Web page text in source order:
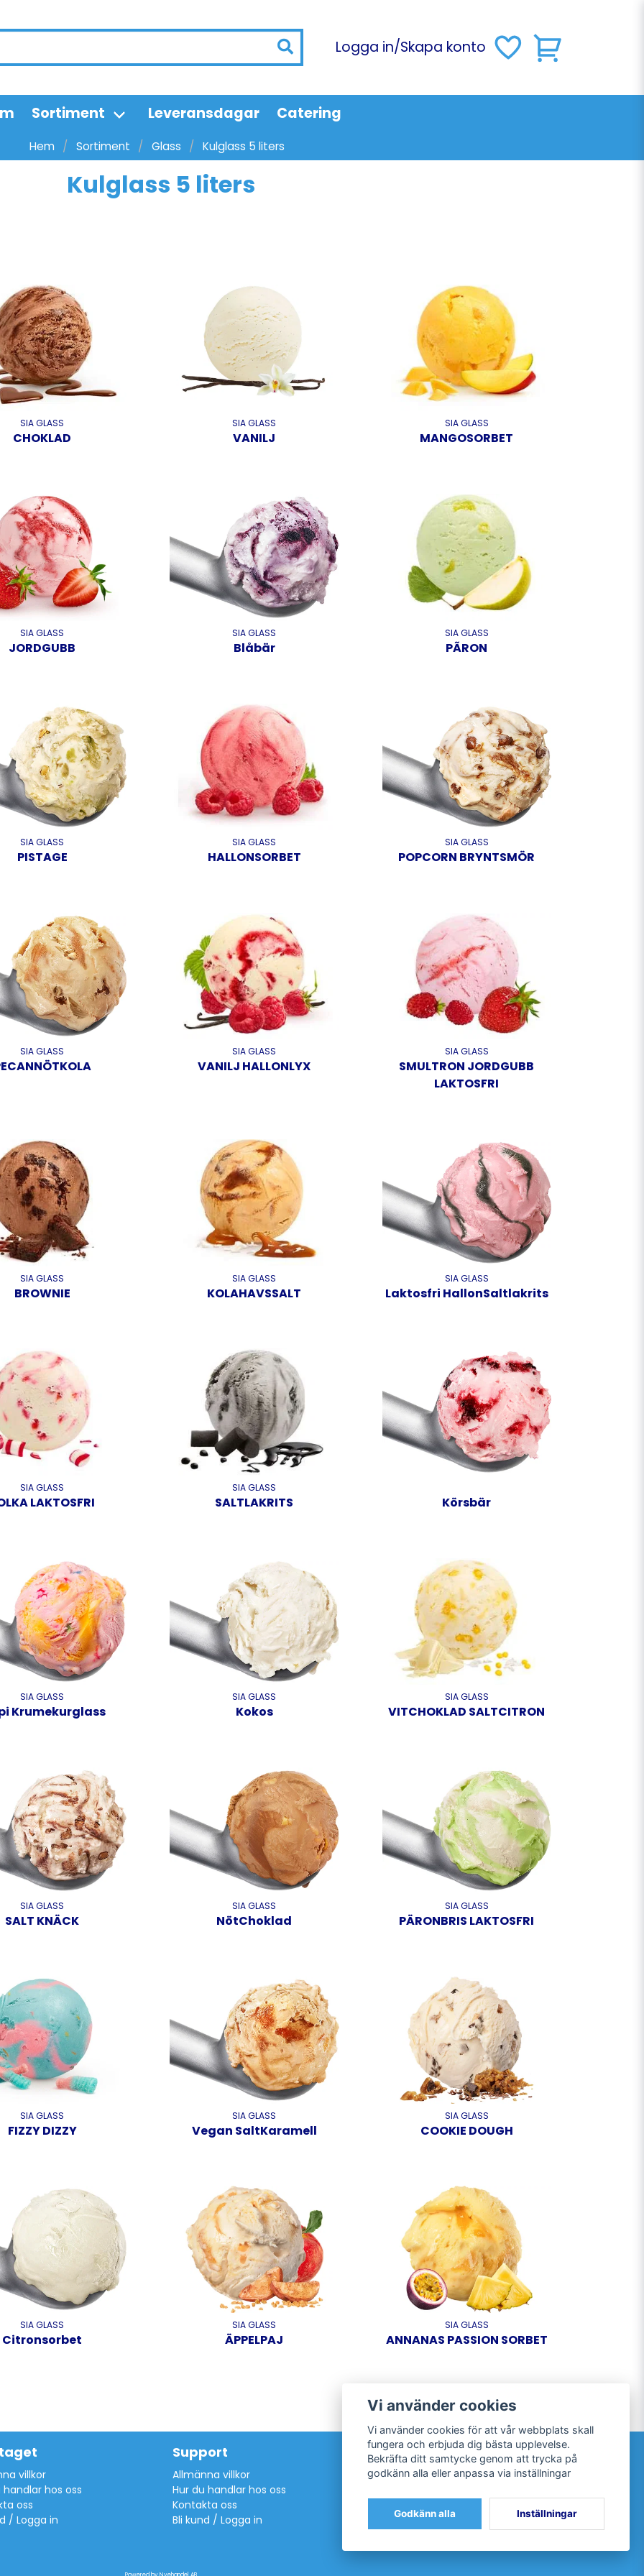
Logga in/Skapa konto
Sortiment Leveransdagar Catering
Hem Sortiment Glass Kulglass 5 liters
Kulglass 5 liters
SIA GLASS
CHOKLAD
SIA GLASS
VANILJ
SIA GLASS
MANGOSORBET
SIA GLASS
JORDGUBB
SIA GLASS
Blåbär
SIA GLASS
PÃRON
SIA GLASS
PISTAGE
SIA GLASS
HALLONSORBET
SIA GLASS
POPCORN BRYNTSMÖR
SIA GLASS SIA GLASS
VANILJ HALLONLYX
SIA GLASS
SMULTRON JORDGUBB
LAKTOSFRI
SIA GLASS
BROWNIE
SIA GLASS
KOLAHAVSSALT
SIA GLASS
Laktosfri HallonSaltlakrits
SIA GLASS
LAKTOSFRI
SIA GLASS
SALTLAKRITS Körsbär
SIA GLASS
Krumekurglass
SIA GLASS
Kokos
SIA GLASS
VITCHOKLAD SALTCITRON
SIA GLASS
SALT KNÄCK
SIA GLASS
NötChoklad
SIA GLASS
PÄRONBRIS LAKTOSFRI
SIA GLASS
FIZZY DIZZY
SIA GLASS
Vegan SaltKaramell
SIA GLASS
COOKIE DOUGH
SIA GLASS
Citronsorbet
SIA GLASS
ÄPPELPAJ
SIA GLASS
ANNANAS PASSION SORBET
villkor
handlar hos oss
oss
/ Logga in
Support
Allmänna villkor
Hur du handlar hos oss
Kontakta oss
Bli kund / Logga in
Sociala medier
Facebook
Vi använder cookies
Vi använder cookies för att vår webbplats skall
fungera och erbjuda dig bästa upplevelse.
Bekräfta ditt samtycke genom att trycka på
godkänn alla eller anpassa via inställningar
Godkänn alla Inställningar